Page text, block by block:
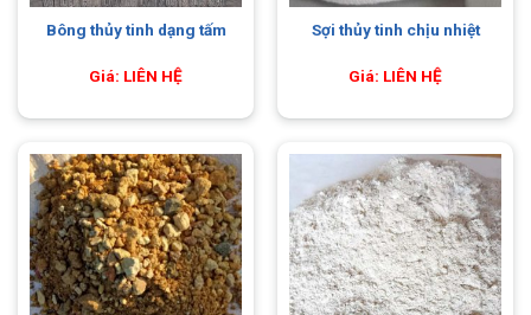
Bông thủy tinh dạng tấm
Giá: LIÊN HỆ
Sợi thủy tinh chịu nhiệt
Giá: LIÊN HỆ